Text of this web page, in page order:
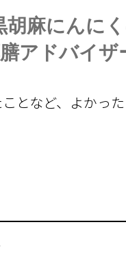
麻にんに
アドバイザ
となど、よかった